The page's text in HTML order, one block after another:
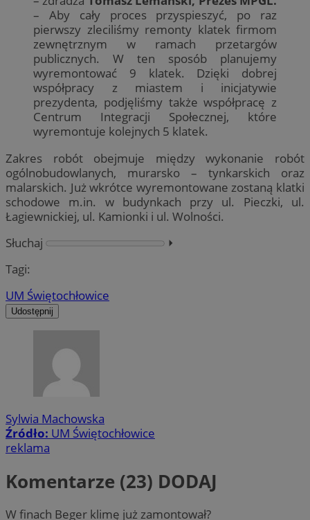
– Aby cały proces przyspieszyć, po raz
pierwszy zleciliśmy remonty klatek firmom
zewnętrznym w ramach przetargów
publicznych. W ten sposób planujemy
wyremontować 9 klatek. Dzięki dobrej
współpracy z miastem i inicjatywie
prezydenta, podjęliśmy także współpracę z
Centrum Integracji Społecznej, które
wyremontuje kolejnych 5 klatek.
Zakres robót obejmuje między wykonanie robót
ogólnobudowlanych, murarsko – tynkarskich oraz
malarskich. Już wkrótce wyremontowane zostaną klatki
schodowe m.in. w budynkach przy ul. Pieczki, ul.
Łagiewnickiej, ul. Kamionki i ul. Wolności.
Słuchaj
⏵︎
Tagi:
UM Świętochłowice
Udostępnij
Sylwia Machowska
Źródło: UM Świętochłowice
reklama
Komentarze (23) DODAJ
W finach Beger klimę już zamontował?